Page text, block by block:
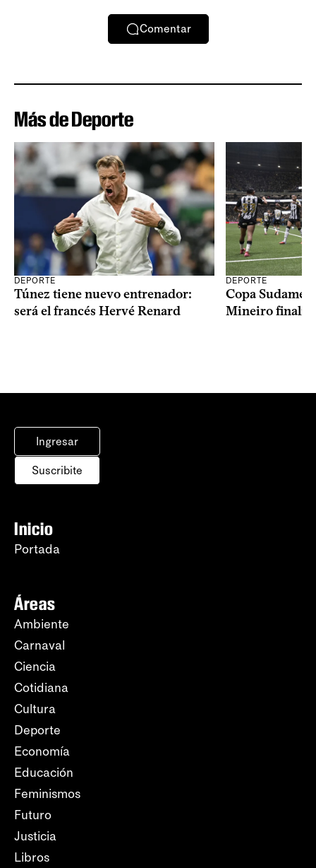
Comentar
Más de Deporte
DEPORTE
Túnez tiene nuevo entrenador:
será el francés Hervé Renard
DEPORTE
Copa
Mineiro
Ingresar
Suscribite
Inicio
Portada
Áreas
Ambiente
Carnaval
Ciencia
Cotidiana
Cultura
Deporte
Economía
Educación
Feminismos
Futuro
Justicia
Libros